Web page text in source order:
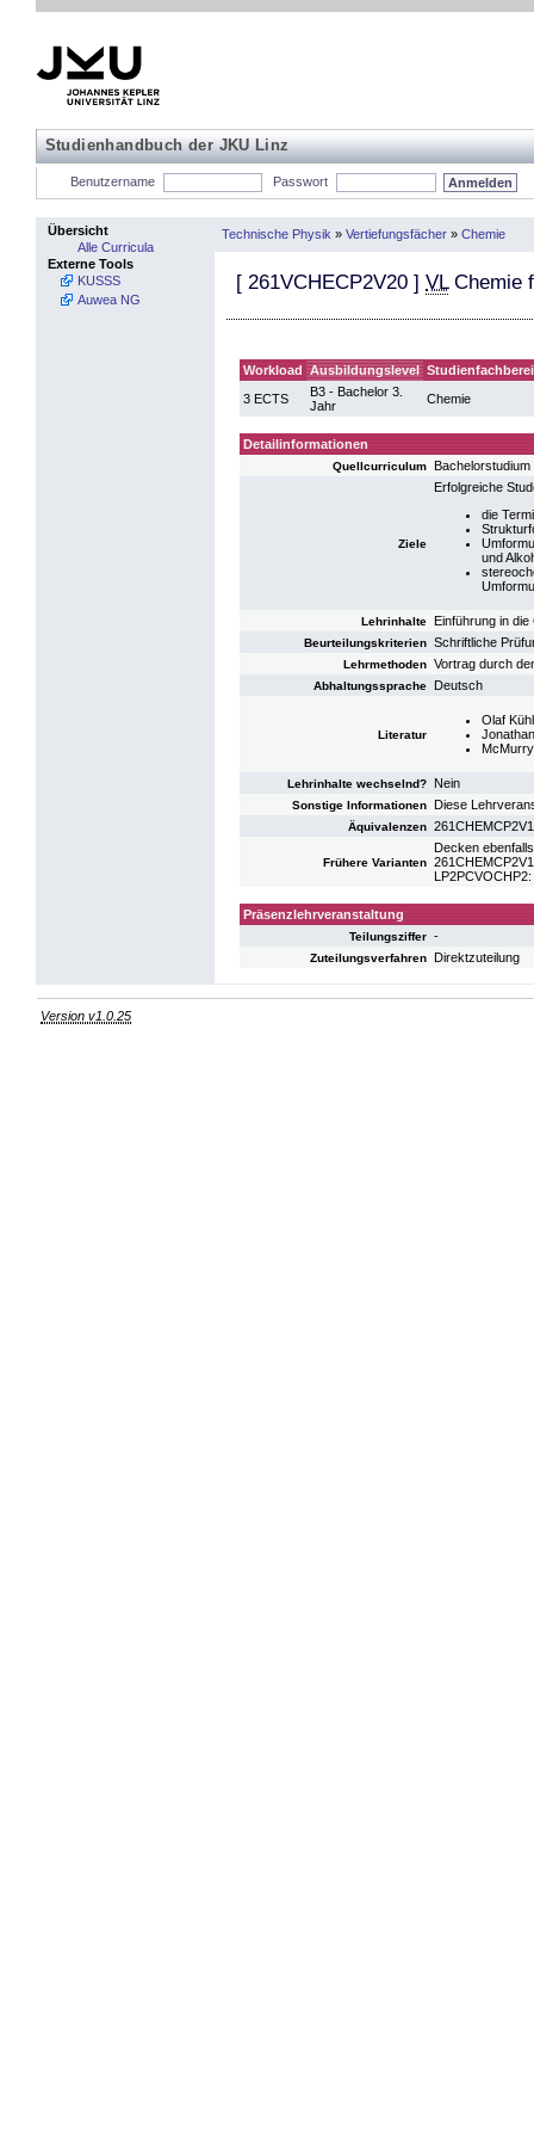
Studienhandbuch der JKU Linz
Benutzername Passwort
Übersicht
Alle Curricula
Externe Tools
KUSSS
Auwea NG
Technische Physik » Vertiefungsfächer » Chemie
[ 261VCHECP2V20 ] VLChemie
Workload Ausbildungslevel
3 ECTS
B3 - Bachelor 3.
Jahr
Chemie
Detailinformationen
Quellcurriculum
Ziele
Erfolgreiche
die
und
Lehrinhalte Einführung in
Beurteilungskriterien Schriftliche
Lehrmethoden Vortrag durch
Abhaltungssprache Deutsch
Literatur
Olaf
Lehrinhalte wechselnd? Nein
Sonstige Informationen Diese
Äquivalenzen
Frühere Varianten
Decken
Präsenzlehrveranstaltung
Teilungsziffer -
Zuteilungsverfahren Direktzuteilung
Version v1.0.25